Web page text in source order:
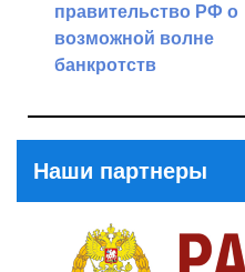
записям
правительство РФ о
возможной волне
банкротств
Наши партнеры